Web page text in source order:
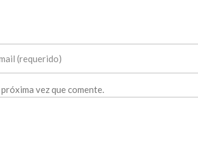
vez que comente.